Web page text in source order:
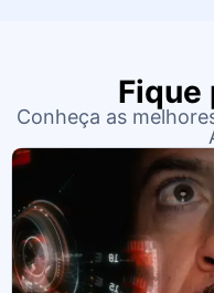
Fique
Conheça as